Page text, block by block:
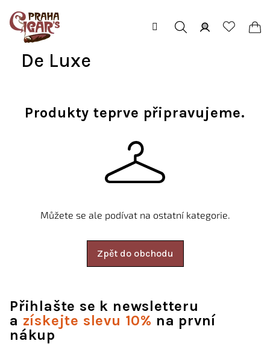
obsah
De Luxe
Produkty teprve připravujeme.
Můžete se ale podívat na ostatní kategorie.
Zpět do obchodu
Přihlašte se k newsletteru
a získejte slevu 10% na první
nákup